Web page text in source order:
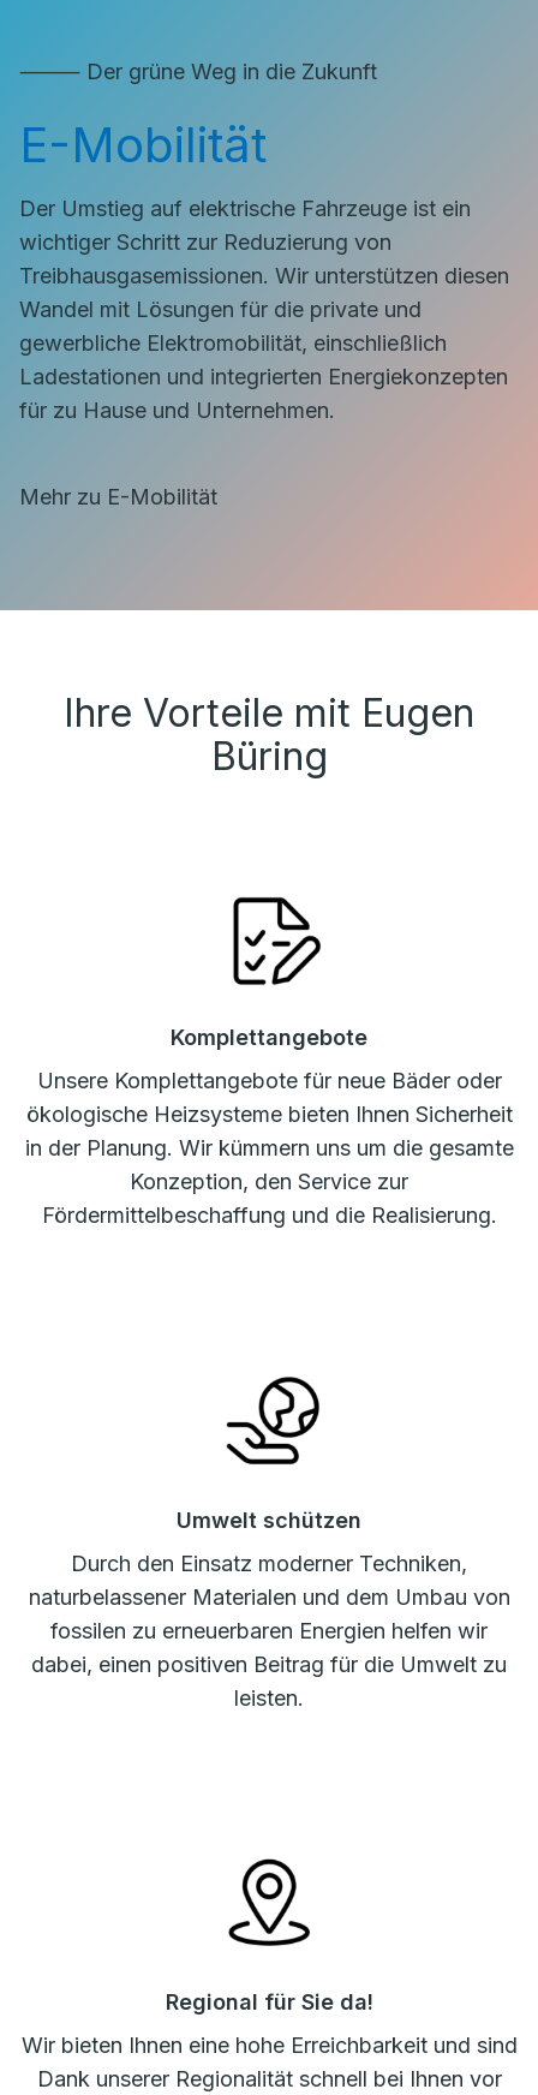
⸻ Der grüne Weg in die Zukunft
E-Mobilität
Der Umstieg auf elektrische Fahrzeuge ist ein
wichtiger Schritt zur Reduzierung von
Treibhausgasemissionen. Wir unterstützen diesen
Wandel mit Lösungen für die private und
gewerbliche Elektromobilität, einschließlich
Ladestationen und integrierten Energiekonzepten
für zu Hause und Unternehmen.
Mehr zu E-Mobilität
Ihre Vorteile mit Eugen
Büring
Komplettangebote
Unsere Komplettangebote für neue Bäder oder
ökologische Heizsysteme bieten Ihnen Sicherheit
in der Planung. Wir kümmern uns um die gesamte
Konzeption, den Service zur
Fördermittelbeschaffung und die Realisierung.
Umwelt schützen
Durch den Einsatz moderner Techniken,
naturbelassener Materialen und dem Umbau von
fossilen zu erneuerbaren Energien helfen wir
dabei, einen positiven Beitrag für die Umwelt zu
leisten.
Regional für Sie da!
Wir bieten Ihnen eine hohe Erreichbarkeit und sind
Dank unserer Regionalität schnell bei Ihnen vor